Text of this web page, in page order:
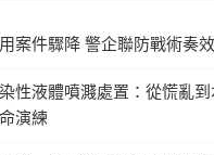
案件驟降 警企聯防戰術奏效
性液體噴濺處置：從慌亂
演練